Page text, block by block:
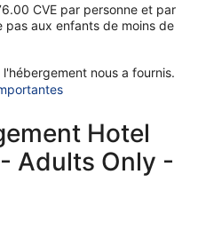
CVE par personne et par
aux enfants de moins de
nous a fournis.
Hotel
Adults Only -